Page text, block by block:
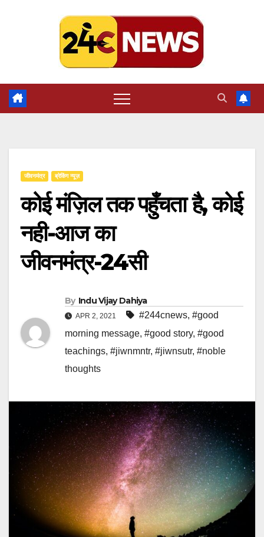
जीवनमंत्र ब्रेकिंग न्यूज़
कोई मंज़िल तक पहुँचता है, कोई
नही-आज का
जीवनमंत्र-24सी
By Indu Vijay Dahiya
APR 2, 2021 #244cnews, #good
morning message, #good story, #good
teachings, #jiwnmntr, #jiwnsutr, #noble
thoughts